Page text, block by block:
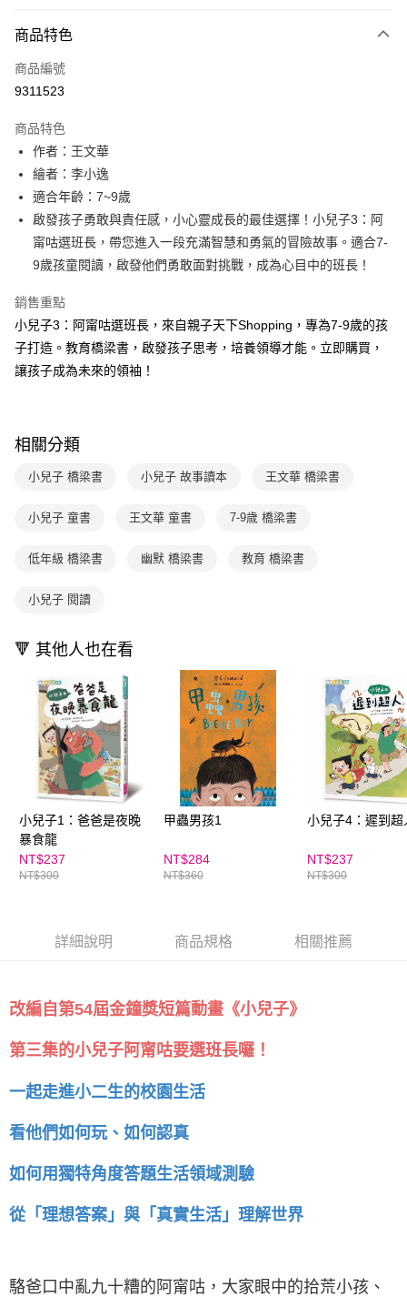
法說明評估內容。
1.分期款項不併入電信帳單，「大哥付你分期」於每月結算日後寄送繳費提
醒簡訊。
【注意事項】
1.本服務係由「台灣大哥大股份有限公司」（以下簡稱本公司）所提供，讓
用戶於交易時，得透過本服務購買商品或服務，並由商店將買賣／分期付款
買賣價金債權讓與本公司後，依約使用本公司帳單繳交帳款。
2.基於同意付款使用「大哥付你分期」之契約關係目的，商店將以您的個人
由本公司與您本人進行分期帳單所需資料之確認、核對及更正。
3.完整用戶服務條款，請詳閱以下連結：https://oppay.tw/userRule
２．便利：只要手機號碼，簡訊認證，即可結帳。
３．安心：先確認商品／服務後，再付款。
【「AFTEE先享後付」結帳流程】
１．於結帳方式選擇「AFTEE先享後付」後，將跳轉至「AFTEE先享後付」
２．訂單成立數日內，您將收到繳費通知簡訊。
ATM／網路銀行／等多元方式進行付款，方視為交易完成。
※ 請注意：結帳手續完成當下不需立刻繳費，但若您需要取消訂單，請聯絡
購買商品的店家。未經商家同意取消之訂單仍視為有效，需透過AFTEE先享
後付繳納相關費用。
※ 交易是否成功請以「AFTEE先享後付 」之結帳頁面顯示為準，若有關於
是否繳費成功／繳費後需取消欲退款等相關疑問，請聯繫「AFTEE先享後付
１．透過由恩沛科技股份有限公司提供之「AFTEE先享後付」服務完成之交
易，需依本服務之必要範圍內提供個人資料，並將交易相關給付款項請求債
２．關於個人資料處理事宜，請瀏覽以下網址：
https://aftee.tw/terms/#terms3
４．使用「AFTEE先享後付」時，將依據個別帳號之用戶狀況，依本公司即
時審查核予不同之上限額度；若仍有額度不足之情形，本公司將視審查結果
請求用戶進行身份認證。
５．嚴禁一人註冊多個帳號或使用他人資訊註冊。若發現惡意使用之情形，
每筆NT$70，滿NT$499(含以上)免運費
每筆NT$70，滿NT$800(含以上)免運費
國內宅配/郵寄 (不適用離島、海外及郵局i郵箱)
每筆NT$70，滿NT$800(含以上)免運費
離島宅配（澎湖、金門、馬祖、小琉球；不適用於郵局i郵箱）
每筆NT$200
商品特色
商品編號
9311523
商品特色
作者：王文華
繪者：李小逸
適合年齡：7~9歲
啟發孩子勇敢與責任感，小心靈成長的最佳選擇！小兒子3：阿
甯咕選班長，帶您進入一段充滿智慧和勇氣的冒險故事。適合7-
9歲孩童閱讀，啟發他們勇敢面對挑戰，成為心目中的班長！
銷售重點
小兒子3：阿甯咕選班長，來自親子天下Shopping，專為7-9歲的孩
子打造。教育橋梁書，啟發孩子思考，培養領導才能。立即購買，
讓孩子成為未來的領袖！
相關分類
小兒子 橋梁書 小兒子 故事讀本 王文華 橋梁書
小兒子 童書 王文華 童書 7-9歲 橋梁書
低年級 橋梁書 幽默 橋梁書 教育 橋梁書
小兒子 閱讀
🔻 其他人也在看
小兒子1：爸爸是夜晚
暴食龍
NT$237
NT$300
甲蟲男孩1
NT$284
NT$360
小兒子4：遲到超
NT$237
NT$300
詳細說明 商品規格 相關推薦
改編自第54屆金鐘獎短篇動畫《小兒子》
第三集的小兒子阿甯咕要選班長囉！
一起走進小二生的校園生活
看他們如何玩、如何認真
如何用獨特角度答題生活領域測驗
從「理想答案」與「真實生活」理解世界
駱爸口中亂九十糟的阿甯咕，大家眼中的拾荒小孩、